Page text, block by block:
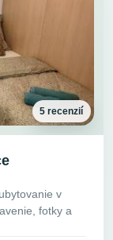
5 recenzií
v
fotky a